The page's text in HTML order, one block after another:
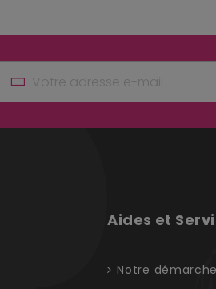
Aides et
Notre démarche